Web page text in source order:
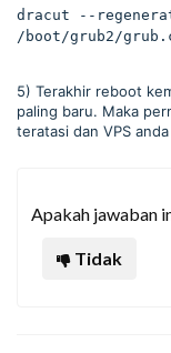
dracut --
/boot/grub2/
5) Terakhir reboot
paling baru. Maka
teratasi dan VPS
Apakah jawaban
Tidak